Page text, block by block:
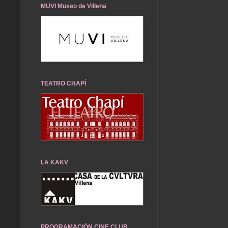
MUVI Museo de Villena
TEATRO CHAPÍ
LA KAKV